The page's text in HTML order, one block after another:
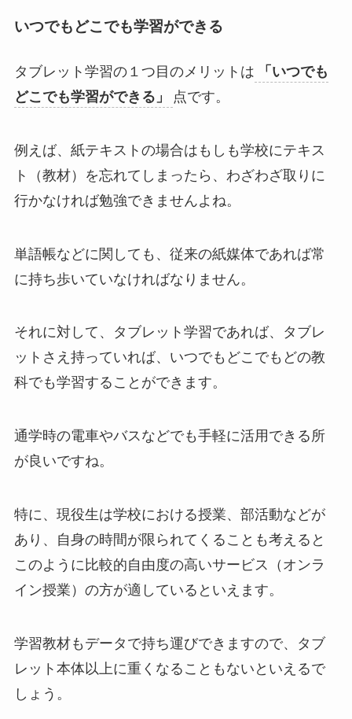
いつでもどこでも学習ができる
タブレット学習の１つ目のメリットは
「いつでも
どこでも学習ができる」
点です。
例えば、紙テキストの場合はもしも学校にテキス
ト（教材）を忘れてしまったら、わざわざ取りに
行かなければ勉強できませんよね。
単語帳などに関しても、従来の紙媒体であれば常
に持ち歩いていなければなりません。
それに対して、タブレット学習であれば、タブレ
ットさえ持っていれば、いつでもどこでもどの教
科でも学習することができます。
通学時の電車やバスなどでも手軽に活用できる所
が良いですね。
特に、現役生は学校における授業、部活動などが
あり、自身の時間が限られてくることも考えると
このように比較的自由度の高いサービス（オンラ
イン授業）の方が適しているといえます。
学習教材もデータで持ち運びできますので、タブ
レット本体以上に重くなることもないといえるで
しょう。